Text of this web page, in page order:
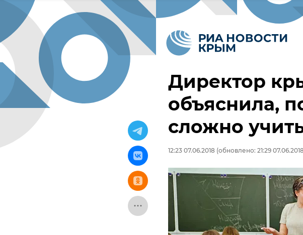
Директор
объяснила,
сложно
12:23 07.06.2018 (обновлено: 21:29